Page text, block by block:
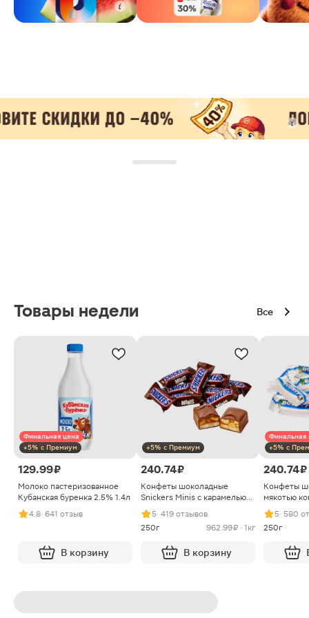
Товары недели Все
Финальная цена
+5% с Премиум
129.99 ₽
Молоко пастеризованное
Кубанская буренка 2.5% 1.4л
4.8· 641 отзыв
В корзину
+5% с Премиум
240.74 ₽
Конфеты шоколадные
Snickers Minis с карамелью
арахисом и нугой
5· 419 отзывов
250г
962.99 ₽ · 1кг
В корзину
Финальная
+5% с
240.74 ₽
Конфеты
мякотью
5· 580
250г